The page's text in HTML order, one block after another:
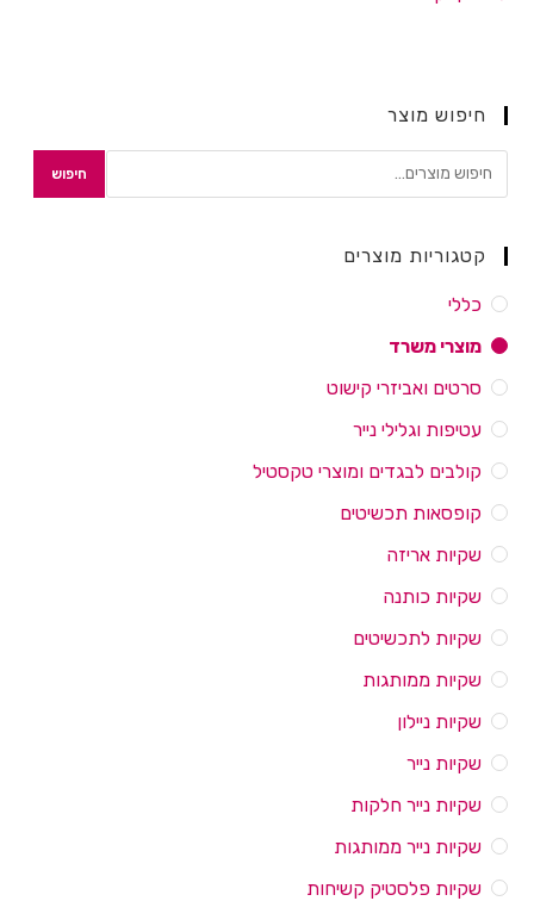
חיפוש מוצר
חיפוש
קטגוריות מוצרים
כללי
מוצרי משרד
סרטים ואביזרי קישוט
עטיפות וגלילי נייר
קולבים לבגדים ומוצרי טקסטיל
קופסאות תכשיטים
שקיות אריזה
שקיות כותנה
שקיות לתכשיטים
שקיות ממותגות
שקיות ניילון
שקיות נייר
שקיות נייר חלקות
שקיות נייר ממותגות
שקיות פלסטיק קשיחות